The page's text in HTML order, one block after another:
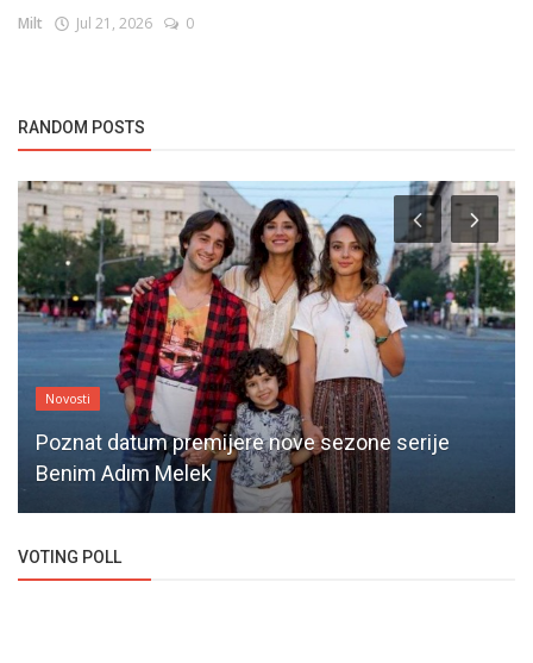
Milt Jul 21, 2026 0
RANDOM POSTS
Novosti
Poznat datum premijere nove sezone serije
Benim Adım Melek
VOTING POLL